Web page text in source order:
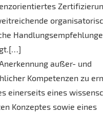
außer- und
Kompetenzen zu
einerseits eines
Konzeptes sowie eines